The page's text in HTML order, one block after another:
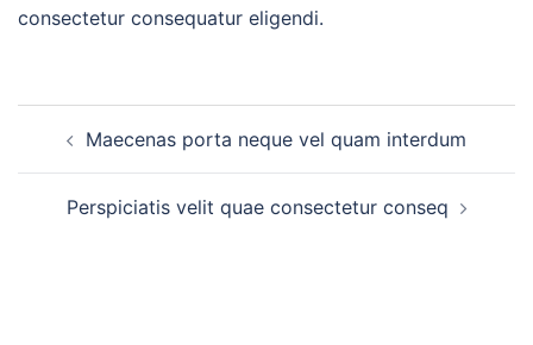
consectetur consequatur eligendi.
navigation
Maecenas porta neque vel quam interdum
Perspiciatis velit quae consectetur conseq